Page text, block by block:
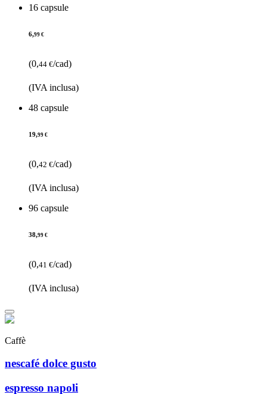
16 capsule
6,99 €
(0,44 €/cad)
(IVA inclusa)
48 capsule
19,99 €
(0,42 €/cad)
(IVA inclusa)
96 capsule
38,99 €
(0,41 €/cad)
(IVA inclusa)
Caffè
nescafé dolce gusto
espresso napoli